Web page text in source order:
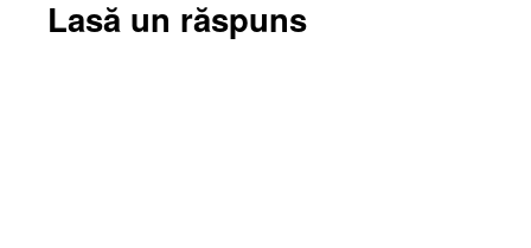
Lasă un răspuns